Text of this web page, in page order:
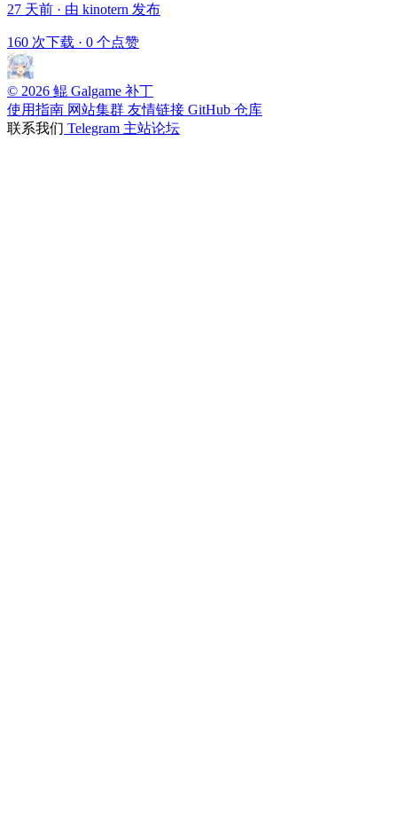
27 天前 · 由 kinotern 发布
160 次下载 · 0 个点赞
© 2026 鲲 Galgame 补丁
使用指南 网站集群 友情链接 GitHub 仓库
联系我们 Telegram 主站论坛